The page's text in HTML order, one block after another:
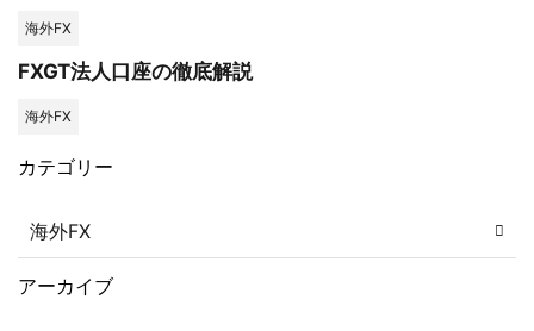
海外FX
FXGT法人口座の徹底解説
海外FX
カテゴリー
海外FX
アーカイブ